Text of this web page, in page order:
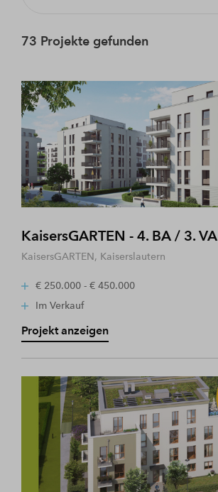
73 Projekte gefunden
KaisersGARTEN - 4. BA / 3. VA
KaisersGARTEN, Kaiserslautern
€ 250.000 - € 450.000
Im Verkauf
Projekt anzeigen